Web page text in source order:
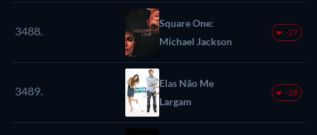
3488.
Square One:
Michael Jackson
-27
3489.
Elas Não Me
Largam
-28